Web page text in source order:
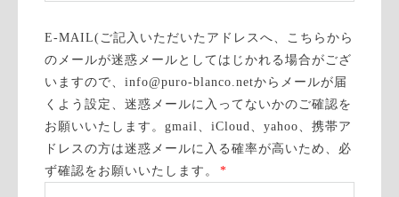
E-MAIL(ご記入いただいたアドレスへ、こちらから
のメールが迷惑メールとしてはじかれる場合がござ
いますので、info@puro-blanco.netからメールが届
くよう設定、迷惑メールに入ってないかのご確認を
お願いいたします。gmail、iCloud、yahoo、携帯ア
ドレスの方は迷惑メールに入る確率が高いため、必
ず確認をお願いいたします。
*